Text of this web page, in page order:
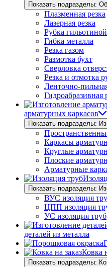
Показать подразделы:
Плазменная резка
Лазерная резка
Рубка гильотиной
Гибка металла
Резка газом
Размотка бухт
Сверловка
Резка и отмотка
Ленточно-
Гидроабразивная
арматурных каркасов
Показать подразделы:
Каркасы
Круглые
Плоские
Арматурные
Показать подразделы:
ВУС изоляция
ЦПП изоляция
УС изоляция труб
деталей из металла
Ковка
Показать подразделы: